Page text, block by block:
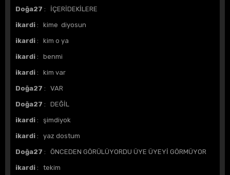
Doğa27 : İÇERİDEKİLERE
ikardi : kime diyosun
ikardi : kim o ya
ikardi : benmi
ikardi : kim var
Doğa27 : VAR
Doğa27 : DEĞİL
ikardi : şimdiyok
ikardi : yaz dostum
Doğa27 : ÖNCEDEN GÖRÜLÜYORDU ÜYE ÜYEYİ GÖRMÜYOR
ikardi : tekim